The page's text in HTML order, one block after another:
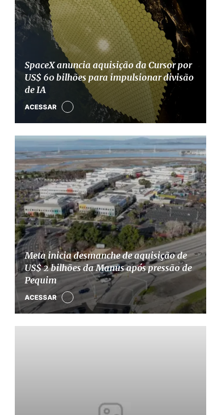
SpaceX anuncia aquisição da Cursor por
US$ 60 bilhões para impulsionar divisão
de IA
ACESSAR
Meta inicia desmanche de aquisição de
US$ 2 bilhões da Manus após pressão de
Pequim
ACESSAR